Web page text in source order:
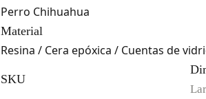
Perro Chihuahua
Material
Resina / Cera epóxica / Cuentas de
SKU